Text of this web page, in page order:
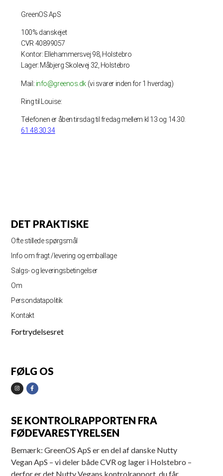
GreenOS ApS
100% danskejet
CVR 40899057
Kontor: Ellehammersvej 98, Holstebro
Lager: Måbjerg Skolevej 32, Holstebro
Mail: info@greenos.dk (vi svarer inden for 1 hverdag)
Ring til Louise:
Telefonen er åben tirsdag til fredag mellem kl 13 og 14.30:
61 48 30 34
DET PRAKTISKE
Ofte stillede spørgsmål
Info om fragt /levering og emballage
Salgs- og leveringsbetingelser
Om
Persondatapolitik
Kontakt
Fortrydelsesret
FØLG OS
SE KONTROLRAPPORTEN FRA
FØDEVARESTYRELSEN
Bemærk: GreenOS ApS er en del af danske Nutty
Vegan ApS – vi deler både CVR og lager i Holstebro –
derfor er det Nutty Vegans kontrolrapport, du får